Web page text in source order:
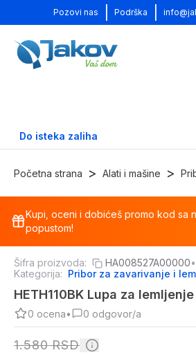
Pozovi nas Podrška
Do isteka zaliha
Početna strana > Alati i mašine >
Kupi, oceni i dobićeš promo kod sa
popustom!
Šifra proizvoda: HA008527A00000•
Kategorija: Pribor za zavarivanje i
HETH110BK Lupa za
0 ocena• 0 odgovor/a
1.580RSD